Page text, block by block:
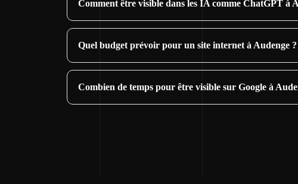
Comment être visible dans les IA comme ChatGPT à
Quel budget prévoir pour un site internet à Audenge ?
Combien de temps pour être visible sur Google à